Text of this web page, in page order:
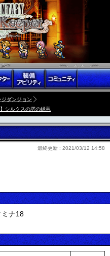
ジダンジョン
】シルクスの塔の緑竜
最終更新 : 2021/03/12 14:58
ミナ18